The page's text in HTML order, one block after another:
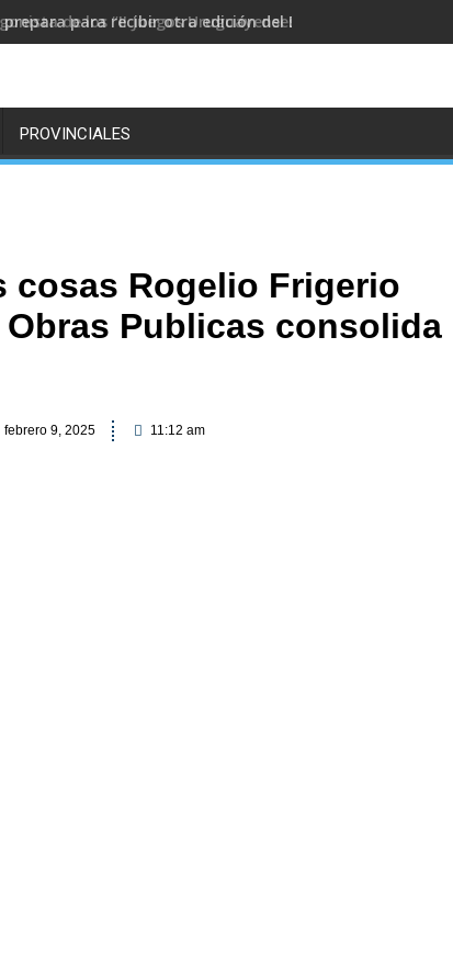
para recibir otra edición del Desafío ECO YPF
PROVINCIALES
cosas Rogelio Frigerio
Publicas consolida
febrero 9, 2025 11:12 am